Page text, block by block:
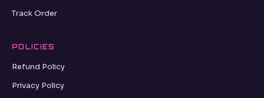
Track Order
POLICIES
Refund Policy
Privacy Policy